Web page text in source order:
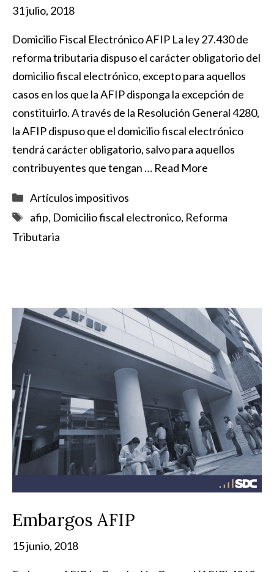
31 julio, 2018
Domicilio Fiscal Electrónico AFIP La ley 27.430 de
reforma tributaria dispuso el carácter obligatorio del
domicilio fiscal electrónico, excepto para aquellos
casos en los que la AFIP disponga la excepción de
constituirlo. A través de la Resolución General 4280,
la AFIP dispuso que el domicilio fiscal electrónico
tendrá carácter obligatorio, salvo para aquellos
contribuyentes que tengan … Read More
Categorías
Artículos impositivos
Etiquetas
afip, Domicilio fiscal electronico, Reforma
Tributaria
Embargos AFIP
15 junio, 2018